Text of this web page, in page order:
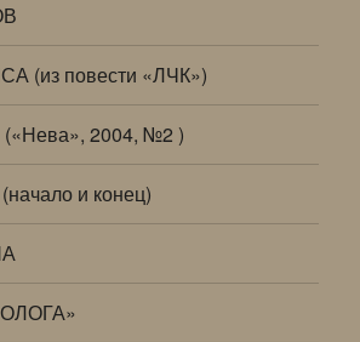
(из повести «ЛЧК»)
2004, №2 )
и конец)